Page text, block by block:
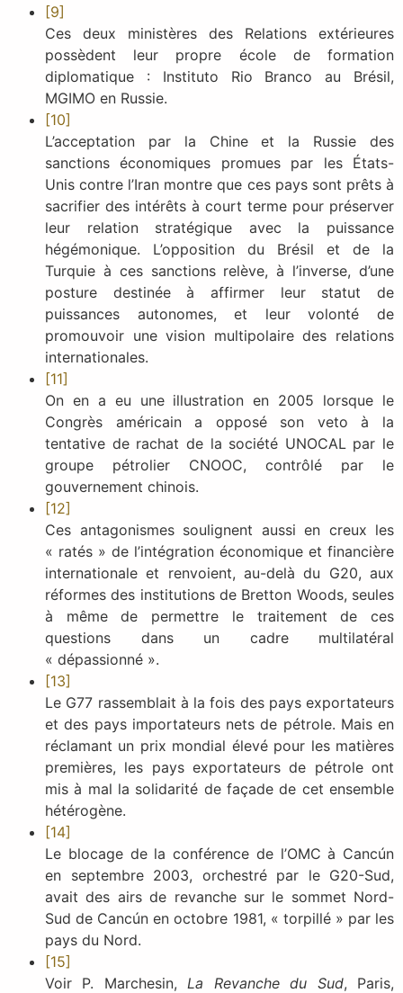
[9]
Ces deux ministères des Relations extérieures
possèdent leur propre école de formation
diplomatique : Instituto Rio Branco au Brésil,
MGIMO en Russie.
[10]
L’acceptation par la Chine et la Russie des
sanctions économiques promues par les États-
Unis contre l’Iran montre que ces pays sont prêts à
sacrifier des intérêts à court terme pour préserver
leur relation stratégique avec la puissance
hégémonique. L’opposition du Brésil et de la
Turquie à ces sanctions relève, à l’inverse, d’une
posture destinée à affirmer leur statut de
puissances autonomes, et leur volonté de
promouvoir une vision multipolaire des relations
internationales.
[11]
On en a eu une illustration en 2005 lorsque le
Congrès américain a opposé son veto à la
tentative de rachat de la société UNOCAL par le
groupe pétrolier CNOOC, contrôlé par le
gouvernement chinois.
[12]
Ces antagonismes soulignent aussi en creux les
« ratés » de l’intégration économique et financière
internationale et renvoient, au-delà du G20, aux
réformes des institutions de Bretton Woods, seules
à même de permettre le traitement de ces
questions dans un cadre multilatéral
« dépassionné ».
[13]
Le G77 rassemblait à la fois des pays exportateurs
et des pays importateurs nets de pétrole. Mais en
réclamant un prix mondial élevé pour les matières
premières, les pays exportateurs de pétrole ont
mis à mal la solidarité de façade de cet ensemble
hétérogène.
[14]
Le blocage de la conférence de l’OMC à Cancún
en septembre 2003, orchestré par le G20-Sud,
avait des airs de revanche sur le sommet Nord-
Sud de Cancún en octobre 1981, « torpillé » par les
pays du Nord.
[15]
Voir P. Marchesin,La Revanche du Sud, Paris,